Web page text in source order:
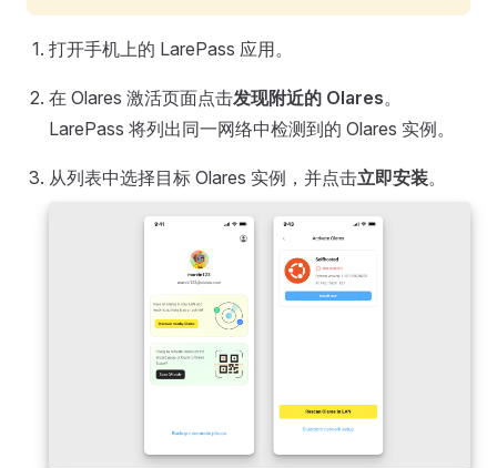
打开手机上的 LarePass 应用。
在 Olares 激活页面点击发现附近的 Olares。
LarePass 将列出同一网络中检测到的 Olares 实例。
从列表中选择目标 Olares 实例，并点击立即安装。